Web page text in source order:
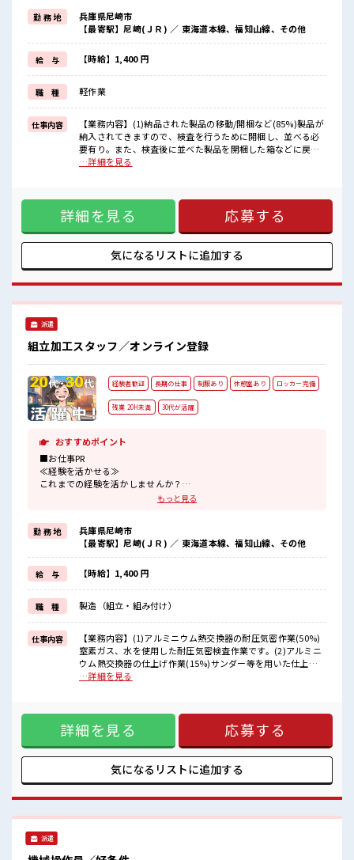
≪無理なくお給料に残業代を上乗せ≫
残業は月20時間未満で、
ほどよく稼げます♪
制服があると毎日の服選びに悩まずOK♪
≪様々なお仕事をご提案≫
一人で悩まず気軽に相談できる、
派遣のお仕事です！
■職場の雰囲気
少人数でアットホームな雰囲気の職場！
しっかり休める休憩室あり！
オンオフの切替もできちゃう！
持ち物が多いあなたにもぴったり☆
勤 務 地
兵庫県尼崎市
【最寄駅】尼崎(ＪＲ) ／ 東海道本線、福知山線、その他
給 与 【時給】1,400 円
職 種 軽作業
仕事内容
【業務内容】(1)納品された製品の移動/開梱など(85%)製品が
納入されてきますので、検査を行うために開梱し、並べる必
要有り。また、検査後に並べた製品を開梱した箱などに戻す
作業と製品の移動。(2)検査成績書のプリントアウト作業弊社
作業。引き取り前に電話等にて連絡をしていただき台車等に
て運搬する。(4)その他不随する業務 ■お仕事PR ≪経験者優
遇≫ これまでの経験を活かしませんか？ ブランクがあっても
大丈夫♪ 経験はちょっとだけ…という方もOK！ ≪無理なく
お給料に残業代を上乗せ≫ 残業は月20時間未満で、 ほどよく
稼げます♪ 制服があると毎日の服選びに悩まずOK♪ ≪様々
お仕事です！ ■職場の雰囲気 少人数でアットホームな雰囲気
の職場！ しっかり休める休憩室あり！ オンオフの切替もでき
…詳細を見る
詳細を見る 応募する
気になるリストに追加する
派遣
組立加工スタッフ／オンライン登録
経験者歓迎 長期の仕事 制服あり 休憩室あり ロッカー完備
残業 20H未満 30代が活躍
おすすめポイント
■お仕事PR
≪経験を活かせる≫
これまでの経験を活かしませんか？
≪無理なくお給料に残業代を上乗せ≫
残業は月20時間未満で、
ほどよく稼げます♪
≪動きやすい制服アリ≫
制服があるので、
毎日の服装の悩み解消♪
≪自分に合った期間で働ける≫
福利厚生が整った派遣のお仕事です！
■職場の雰囲気
休憩室で自分タイム！
のんびりスマホチェック♪
持ち物が多いあなたにもぴったり☆
もっと見る
勤 務 地
兵庫県尼崎市
【最寄駅】尼崎(ＪＲ) ／ 東海道本線、福知山線、その他
給 与 【時給】1,400 円
職 種 製造（組立・組み付け）
仕事内容
【業務内容】(1)アルミニウム熱交換器の耐圧気密作業(50%)
窒素ガス、水を使用した耐圧気密検査作業です。(2)アルミニ
ウム熱交換器の仕上げ作業(15%)サンダー等を用いた仕上げ
作業です。(3)アルミニウム熱交換器の現合作業(15%)サンダ
随する業務重量物あり ■お仕事PR ≪経験を活かせる≫ これま
での経験を活かしませんか？ ブランクがあっても大丈夫♪ 経
験はちょっとだけ…という方もOK！ ≪無理なくお給料に残業
代を上乗せ≫ 残業は月20時間未満で、 ほどよく稼げます♪ ≪
動きやすい制服アリ≫ 制服があるので、 毎日の服装の悩み解
消♪ ≪自分に合った期間で働ける≫ 福利厚生が整った派遣の
スマホチェック♪ 持ち物が多いあなたにもぴったり☆ ロッカ
ー付き職場♪ 程よく残業あり！
…詳細を見る
詳細を見る 応募する
気になるリストに追加する
派遣